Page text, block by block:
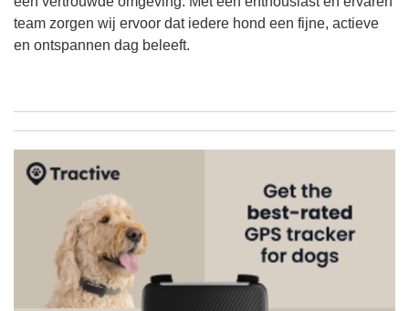
team zorgen wij ervoor dat iedere hond een fijne, actieve
en ontspannen dag beleeft.